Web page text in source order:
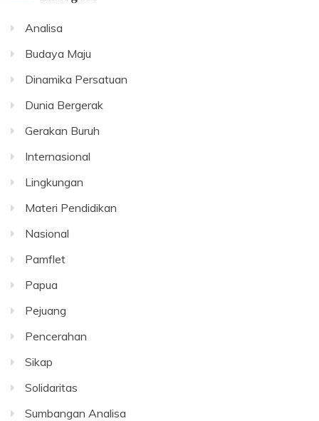
Analisa
Budaya Maju
Dinamika Persatuan
Dunia Bergerak
Gerakan Buruh
Internasional
Lingkungan
Materi Pendidikan
Nasional
Pamflet
Papua
Pejuang
Pencerahan
Sikap
Solidaritas
Sumbangan Analisa